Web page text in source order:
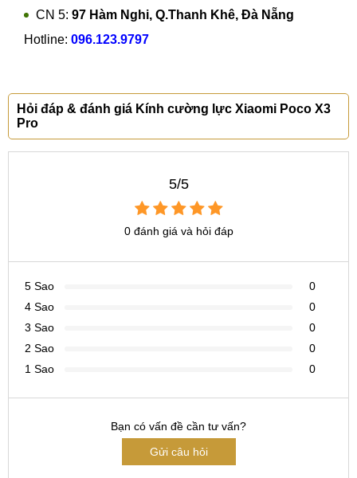
CN 5: 97 Hàm Nghi, Q.Thanh Khê, Đà Nẵng
Hotline: 096.123.9797
Hỏi đáp & đánh giá Kính cường lực Xiaomi Poco X3
Pro
5/5
0 đánh giá và hỏi đáp
5 Sao
0
4 Sao
0
3 Sao
0
2 Sao
0
1 Sao
0
Bạn có vấn đề cần tư vấn?
Gửi câu hỏi